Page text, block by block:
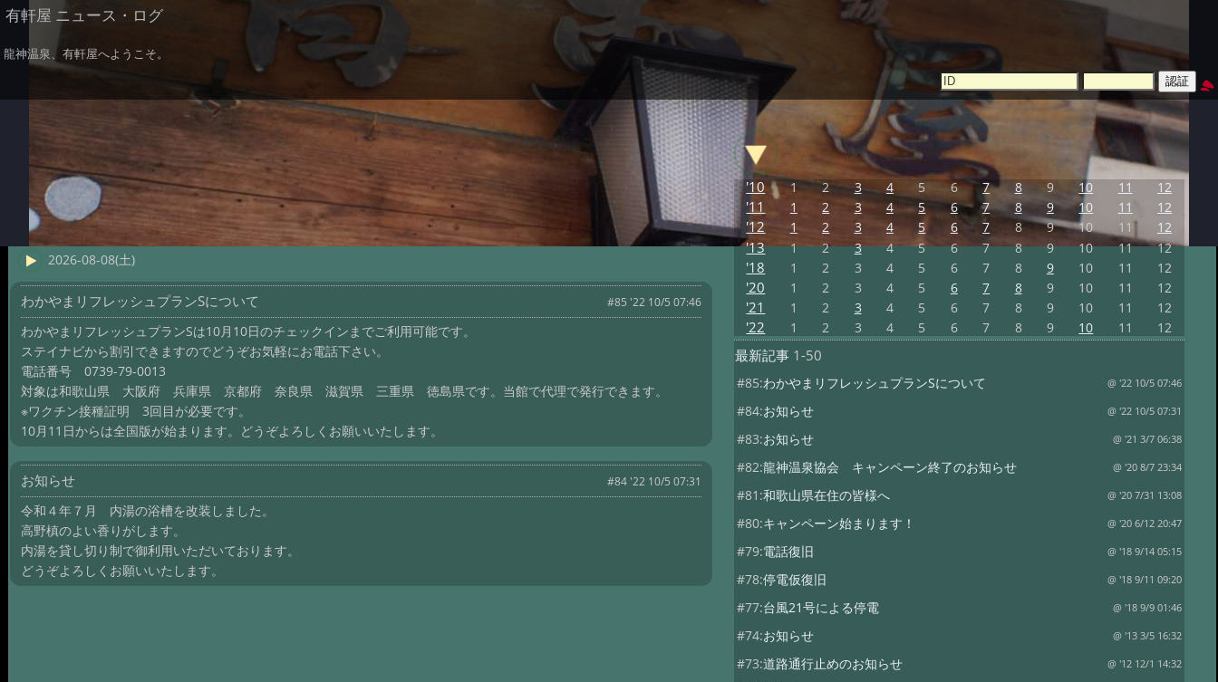
有軒屋 ニュース・ログ
龍神温泉、有軒屋へようこそ。
2026-08-08(土)
わかやまリフレッシュプランSについて #85 '22 10/5 07:46
わかやまリフレッシュプランSは10月10日のチェックインまでご利用可能です。
ステイナビから割引できますのでどうぞお気軽にお電話下さい。
電話番号 0739-79-0013
対象は和歌山県 大阪府 兵庫県 京都府 奈良県 滋賀県 三重県 徳島県です。当館で代理で発行できます。
※ワクチン接種証明 3回目が必要です。
10月11日からは全国版が始まります。どうぞよろしくお願いいたします。
お知らせ #84 '22 10/5 07:31
令和４年７月 内湯の浴槽を改装しました。
高野槙のよい香りがします。
内湯を貸し切り制で御利用いただいております。
どうぞよろしくお願いいたします。
'10 1 2 3 4 5 6 7 8 9 10 11 12
'11 1 2 3 4 5 6 7 8 9 10 11 12
'12 1 2 3 4 5 6 7 8 9 10 11 12
'13 1 2 3 4 5 6 7 8 9 10 11 12
'18 1 2 3 4 5 6 7 8 9 10 11 12
'20 1 2 3 4 5 6 7 8 9 10 11 12
'21 1 2 3 4 5 6 7 8 9 10 11 12
'22 1 2 3 4 5 6 7 8 9 10 11 12
最新記事1-50
#85:わかやまリフレッシュプランSについて @ '22 10/5 07:46
#84:お知らせ @ '22 10/5 07:31
#83:お知らせ @ '21 3/7 06:38
#82:龍神温泉協会 キャンペーン終了のお知らせ @ '20 8/7 23:34
#81:和歌山県在住の皆様へ @ '20 7/31 13:08
#80:キャンペーン始まります！ @ '20 6/12 20:47
#79:電話復旧 @ '18 9/14 05:15
#78:停電仮復旧 @ '18 9/11 09:20
#77:台風21号による停電 @ '18 9/9 01:46
#74:お知らせ @ '13 3/5 16:32
#73:道路通行止めのお知らせ @ '12 12/1 14:32